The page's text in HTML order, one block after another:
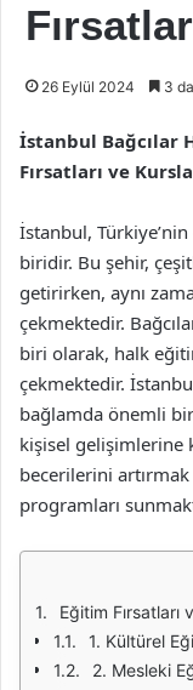
26 Eylül 2024 3
İstanbul Bağcılar
Fırsatları ve
İstanbul,
biridir. Bu şehir,
getirirken, aynı
çekmektedir.
biri olarak, halk
çekmektedir.
bağlamda önemli
kişisel gelişimlerine
becerilerini
programları
Eğitim Fırsatları
1. Kültürel
2. Mesleki